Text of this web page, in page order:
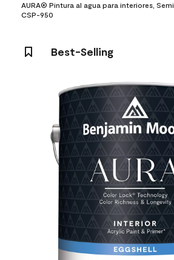
AURA® Pintura al agua para interiores,
CSP-950
Best-Selling